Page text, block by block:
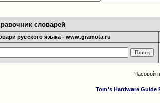
словарей
русского языка - www.gramota.ru
Часовой
Tom's Hardware Guide